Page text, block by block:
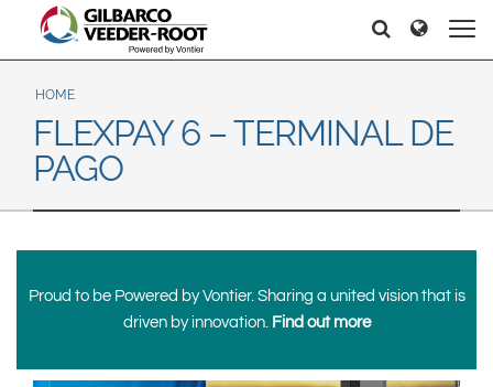
North America
United States
Canada
Latin America
Español
Mexico
Europe & CIS
English
Dansk
Français
Italiano
Middle East and Africa
India
Search
Search Search
HOME
FLEXPAY 6 – TERMINAL DE
PAGO
Proud to be Powered by Vontier. Sharing a united vision that is
driven by innovation. Find out more